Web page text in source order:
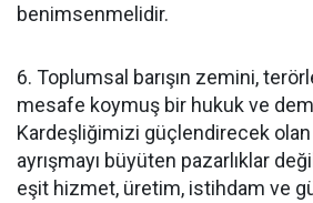
benimsenmelidir.
6. Toplumsal barışın zemini,
mesafe koymuş bir hukuk ve
Kardeşliğimizi güçlendirecek
ayrışmayı büyüten pazarlıklar
eşit hizmet, üretim, istihdam ve